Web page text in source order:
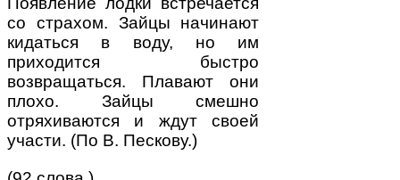
со страхом. Зайцы начинают
кидаться в воду, но им
приходится быстро
возвращаться. Плавают они
плохо. Зайцы смешно
отряхиваются и ждут своей
участи. (По В. Пескову.)